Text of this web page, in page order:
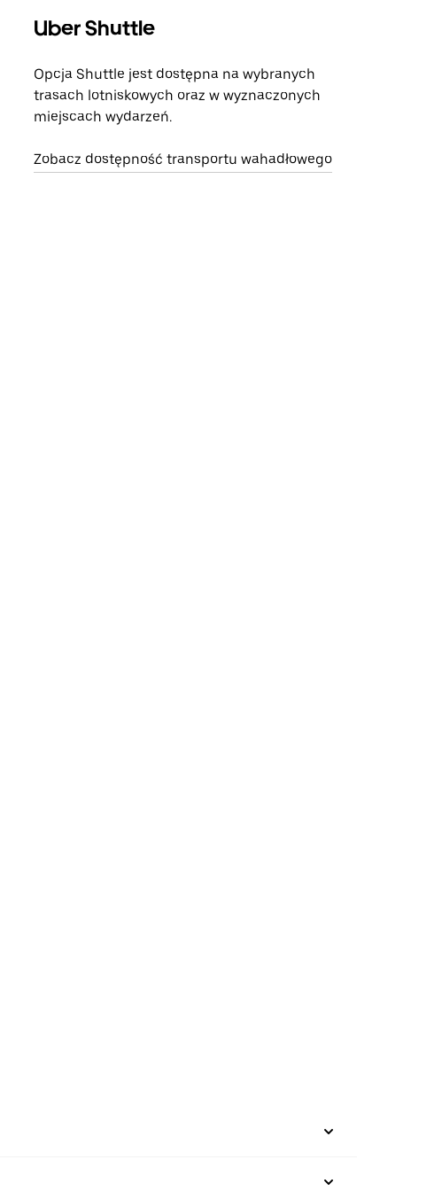
Uber Shuttle
Opcja Shuttle jest dostępna na wybranych
trasach lotniskowych oraz w wyznaczonych
miejscach wydarzeń.
Zobacz dostępność transportu wahadłowego